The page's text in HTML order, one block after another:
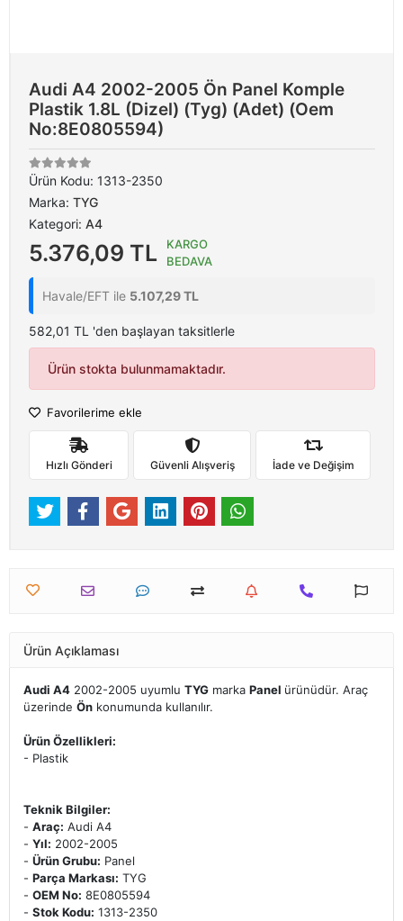
Audi A4 2002-2005 Ön Panel Komple
Plastik 1.8L (Dizel) (Tyg) (Adet) (Oem
No:8E0805594)
Ürün Kodu: 1313-2350
Marka: TYG
Kategori: A4
5.376,09 TL
KARGO
BEDAVA
Havale/EFT ile 5.107,29 TL
582,01 TL 'den başlayan taksitlerle
Ürün stokta bulunmamaktadır.
Favorilerime ekle
Hızlı Gönderi Güvenli Alışveriş İade ve Değişim
Ürün Açıklaması
Audi A4 2002-2005 uyumlu TYG marka Panel ürünüdür. Araç
üzerinde Ön konumunda kullanılır.
Ürün Özellikleri:
- Plastik
Teknik Bilgiler:
- Araç: Audi A4
- Yıl: 2002-2005
- Ürün Grubu: Panel
- Parça Markası: TYG
- OEM No: 8E0805594
- Stok Kodu: 1313-2350